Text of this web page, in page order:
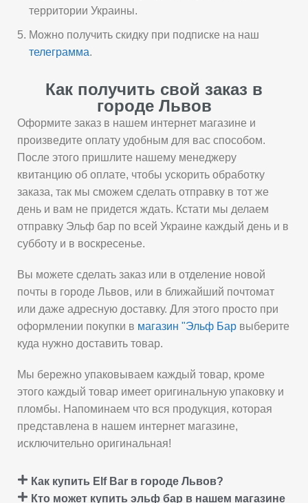
территории Украины.
Можно получить скидку при подписке на наш
телеграмма.
Как получить свой заказ в
городе Львов
Оформите заказ в нашем интернет магазине и
произведите оплату удобным для вас способом.
После этого пришлите нашему менеджеру
квитанцию об оплате, чтобы ускорить обработку
заказа, так мы сможем сделать отправку в тот же
день и вам не придется ждать. Кстати мы делаем
отправку Эльф бар по всей Украине каждый день и в
субботу и в воскресенье.
Вы можете сделать заказ или в отделение новой
почты в городе Львов, или в ближайший почтомат
или даже адресную доставку. Для этого просто при
оформлении покупки в магазин "Эльф Бар выберите
куда нужно доставить товар.
Мы бережно упаковываем каждый товар, кроме
этого каждый товар имеет оригинальную упаковку и
пломбы. Напоминаем что вся продукция, которая
представлена в нашем интернет магазине,
исключительно оригинальная!
Как купить Elf Bar в городе Львов?
Кто может купить эльф бар в нашем магазине